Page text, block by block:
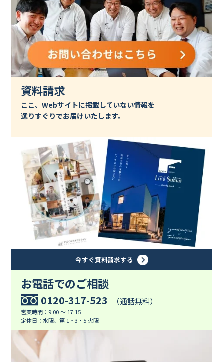
資料請求
ここ、Webサイトに掲載していない情報を
選りすぐりでお届けいたします。
今すぐ資料請求する
お電話でのご相談
0120-317-523 （通話無料）
営業時間：9:00 ～ 17:15
定休日：水曜、第 1・3・5 火曜